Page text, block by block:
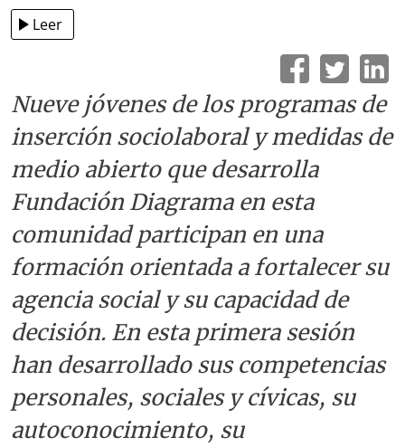
Leer
Nueve jóvenes de los programas de
inserción sociolaboral y medidas de
medio abierto que desarrolla
Fundación Diagrama en esta
comunidad participan en una
formación orientada a fortalecer su
agencia social y su capacidad de
decisión. En esta primera sesión
han desarrollado sus competencias
personales, sociales y cívicas, su
autoconocimiento, su